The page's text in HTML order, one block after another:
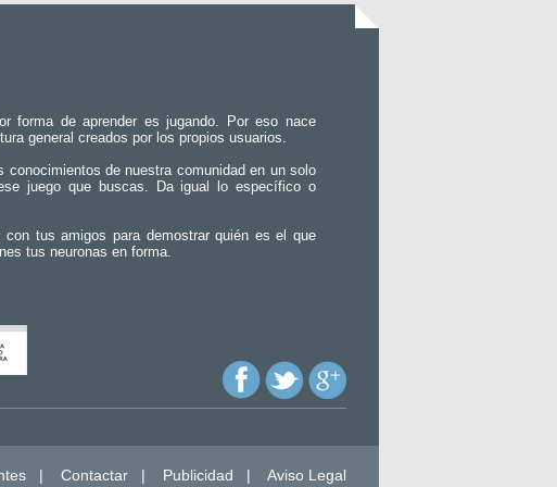
forma de aprender es jugando. Por eso nace
general creados por los propios usuarios.
conocimientos de nuestra comunidad en un solo
juego que buscas. Da igual lo específico o
con tus amigos para demostrar quién es el que
tus neuronas en forma.
| Contactar | Publicidad | Aviso Legal